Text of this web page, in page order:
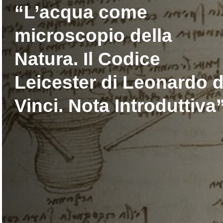
“L’acqua come
microscopio della
Natura. Il Codice
Leicester di Leonardo
Vinci. Nota